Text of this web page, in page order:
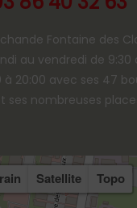
Fontaine des
au vendredi de 9:30
à 20:00 avec ses 47
ses nombreuses
Satellite Topo